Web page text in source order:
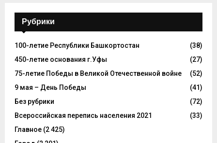
Рубрики
100-летие Республики Башкортостан
(38)
450-летие основания г.Уфы
(27)
75-летие Победы в Великой Отечественной войне
(52)
9 мая – День Победы
(41)
Без рубрики
(72)
Всероссийская перепись населения 2021
(33)
Главное (2 425)